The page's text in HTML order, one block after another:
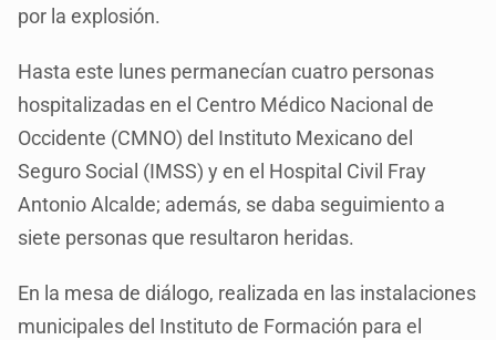
por la explosión.
Hasta este lunes permanecían cuatro personas
hospitalizadas en el Centro Médico Nacional de
Occidente (CMNO) del Instituto Mexicano del
Seguro Social (IMSS) y en el Hospital Civil Fray
Antonio Alcalde; además, se daba seguimiento a
siete personas que resultaron heridas.
En la mesa de diálogo, realizada en las instalaciones
municipales del Instituto de Formación para el